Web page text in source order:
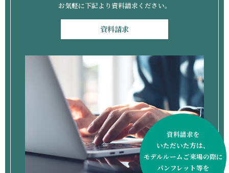
お気軽に下記より資料請求ください。
資料請求
資料請求を
いただいた方は、
モデルルームご来場の際に
パンフレット等を